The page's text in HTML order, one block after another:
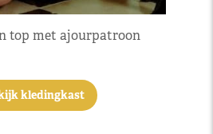
top met ajourpatroon
kledingkast